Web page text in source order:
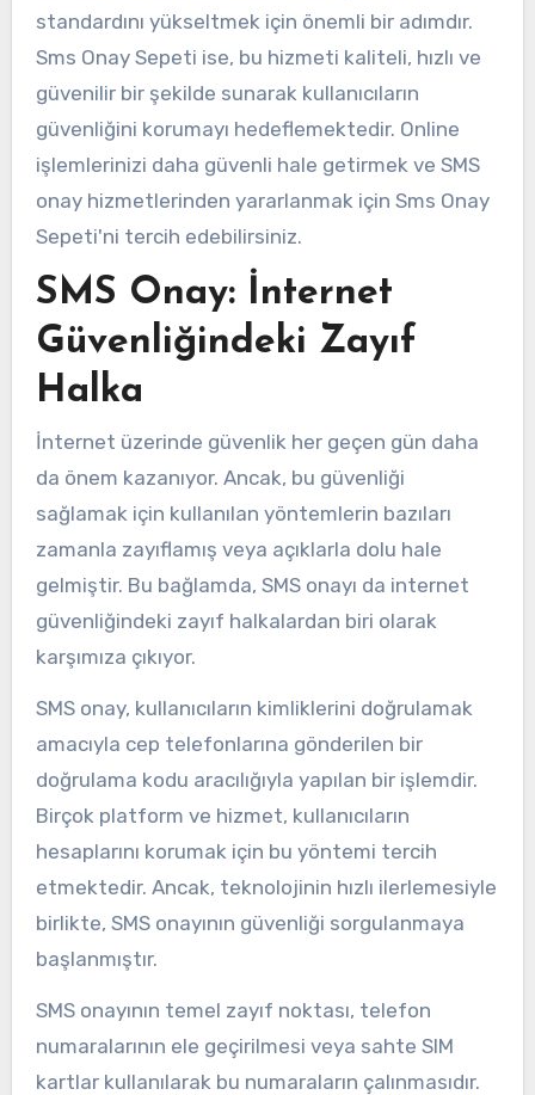
standardını yükseltmek için önemli bir adımdır.
Sms Onay Sepeti ise, bu hizmeti kaliteli, hızlı ve
güvenilir bir şekilde sunarak kullanıcıların
güvenliğini korumayı hedeflemektedir. Online
işlemlerinizi daha güvenli hale getirmek ve SMS
onay hizmetlerinden yararlanmak için Sms Onay
Sepeti'ni tercih edebilirsiniz.
SMS Onay: İnternet
Güvenliğindeki Zayıf
Halka
İnternet üzerinde güvenlik her geçen gün daha
da önem kazanıyor. Ancak, bu güvenliği
sağlamak için kullanılan yöntemlerin bazıları
zamanla zayıflamış veya açıklarla dolu hale
gelmiştir. Bu bağlamda, SMS onayı da internet
güvenliğindeki zayıf halkalardan biri olarak
karşımıza çıkıyor.
SMS onay, kullanıcıların kimliklerini doğrulamak
amacıyla cep telefonlarına gönderilen bir
doğrulama kodu aracılığıyla yapılan bir işlemdir.
Birçok platform ve hizmet, kullanıcıların
hesaplarını korumak için bu yöntemi tercih
etmektedir. Ancak, teknolojinin hızlı ilerlemesiyle
birlikte, SMS onayının güvenliği sorgulanmaya
başlanmıştır.
SMS onayının temel zayıf noktası, telefon
numaralarının ele geçirilmesi veya sahte SIM
kartlar kullanılarak bu numaraların çalınmasıdır.